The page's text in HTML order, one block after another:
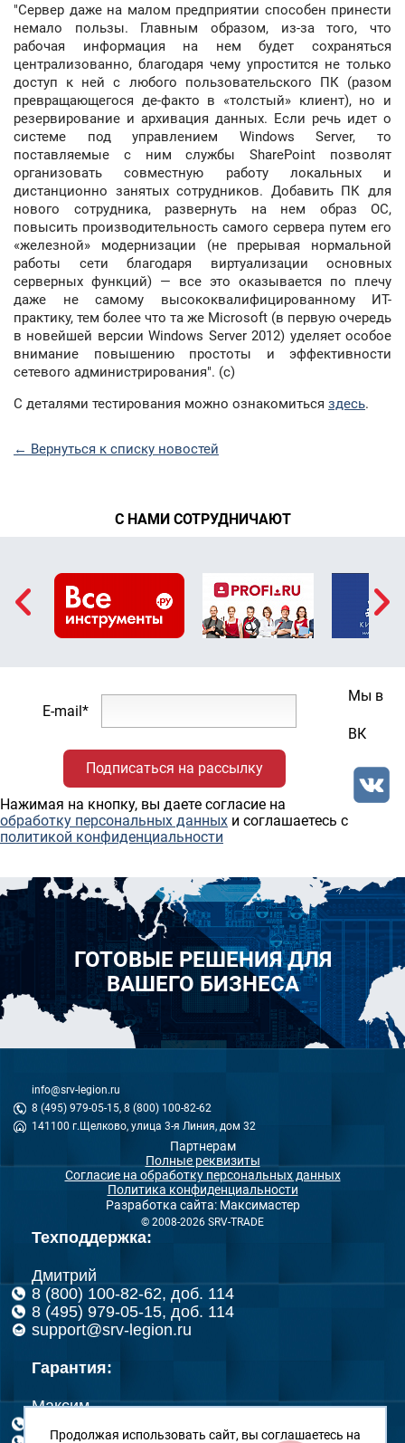
"Сервер даже на малом предприятии способен принести
немало пользы. Главным образом, из-за того, что
рабочая информация на нем будет сохраняться
централизованно, благодаря чему упростится не только
доступ к ней с любого пользовательского ПК (разом
превращающегося де-факто в «толстый» клиент), но и
резервирование и архивация данных. Если речь идет о
системе под управлением Windows Server, то
поставляемые с ним службы SharePoint позволят
организовать совместную работу локальных и
дистанционно занятых сотрудников. Добавить ПК для
нового сотрудника, развернуть на нем образ ОС,
повысить производительность самого сервера путем его
«железной» модернизации (не прерывая нормальной
работы сети благодаря виртуализации основных
серверных функций) — все это оказывается по плечу
даже не самому высококвалифицированному ИТ-
практику, тем более что та же Microsoft (в первую очередь
в новейшей версии Windows Server 2012) уделяет особое
внимание повышению простоты и эффективности
сетевого администрирования". (с)
С деталями тестирования можно ознакомиться здесь.
← Вернуться к списку новостей
С НАМИ СОТРУДНИЧАЮТ
E-mail*
Нажимая на кнопку, вы даете согласие на
обработку персональных данных и соглашаетесь c
политикой конфиденциальности
Мы в
ВК
ГОТОВЫЕ РЕШЕНИЯ ДЛЯ
ВАШЕГО БИЗНЕСА
info@srv-legion.ru
8 (495) 979-05-15, 8 (800) 100-82-62
141100 г.Щелково, улица 3-я Линия, дом 32
Партнерам
Полные реквизиты
Согласие на обработку персональных данных
Политика конфиденциальности
Разработка сайта: Максимастер
© 2008-2026 SRV-TRADE
Техподдержка:
Дмитрий
8 (800) 100-82-62, доб. 114
8 (495) 979-05-15, доб. 114
support@srv-legion.ru
Гарантия:
Максим
Продолжая использовать сайт, вы соглашаетесь на